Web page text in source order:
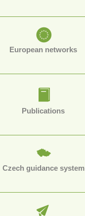
European networks
Publications
Czech guidance system